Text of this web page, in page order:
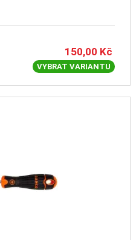
150,00 Kč
VYBRAT VARIANTU